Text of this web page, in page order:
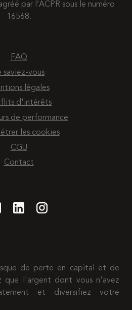
par l’ACPR sous le numéro
16568.
FAQ
saviez-vous
légales
d'intérêts
de performance
les cookies
CGU
Contact
de perte en capital et de
que l'argent dont vous n'avez
et diversifiez votre